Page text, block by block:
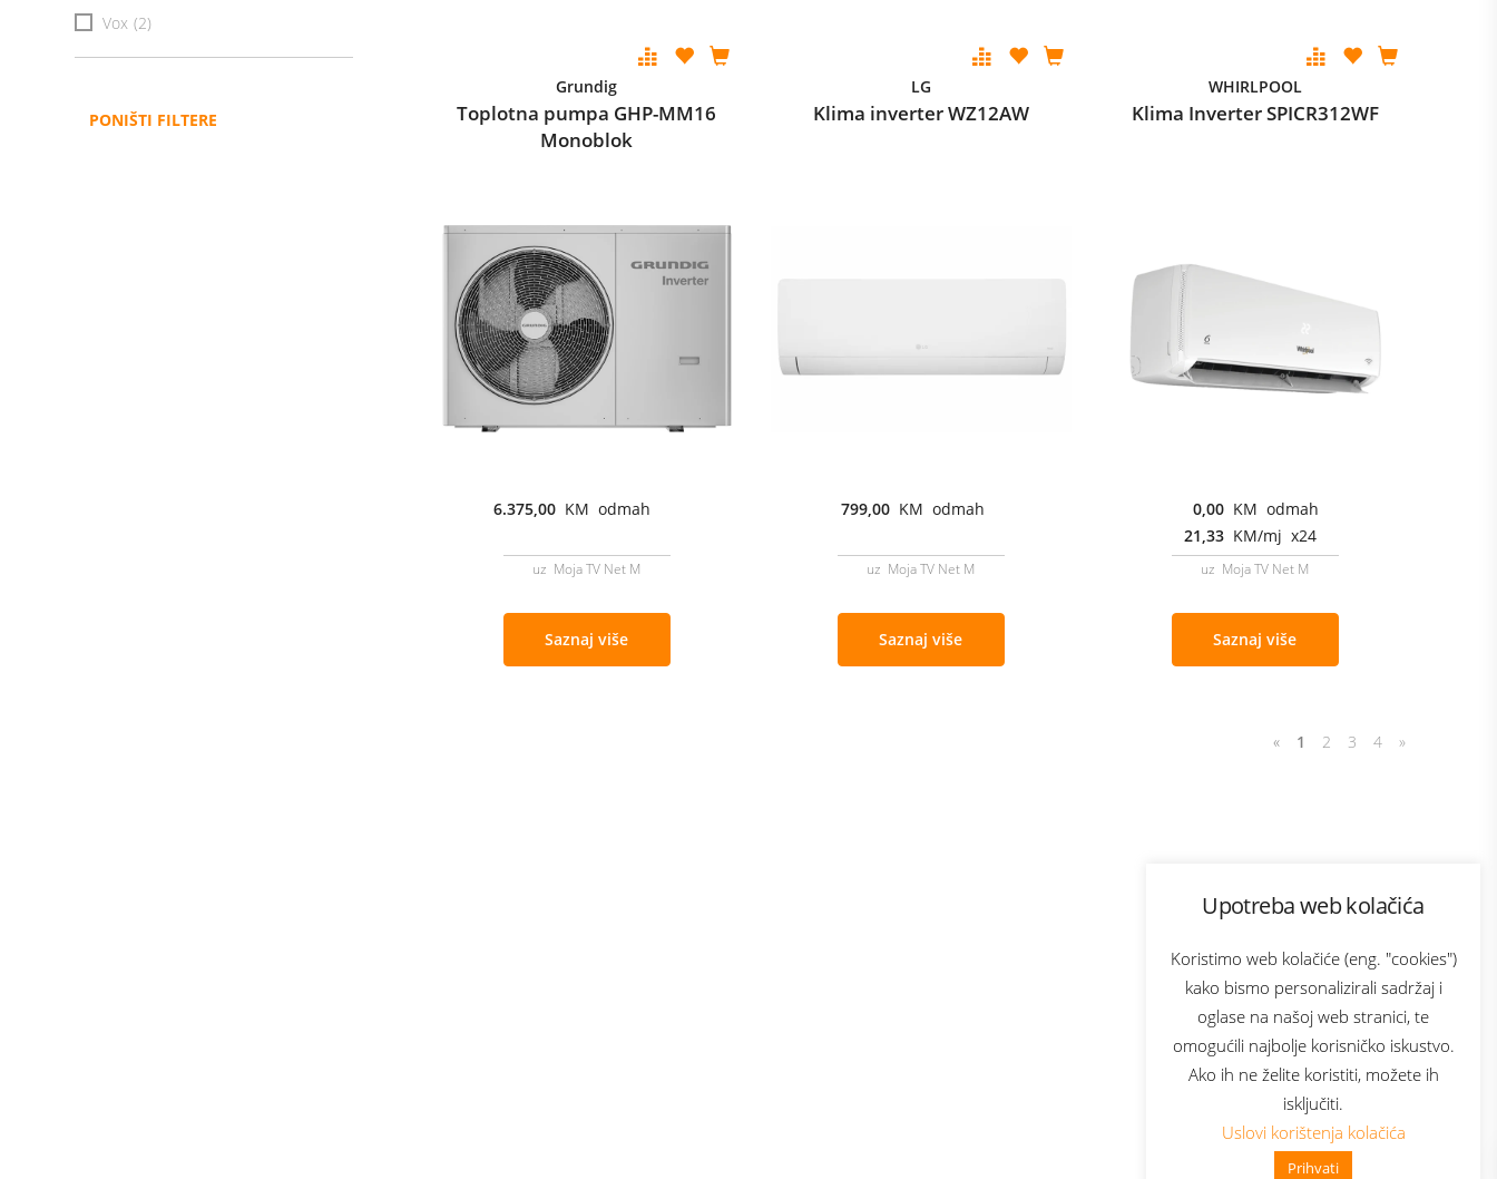
Upotreba web kolačića
Koristimo web kolačiće (eng. "cookies")
kako bismo personalizirali sadržaj i
oglase na našoj web stranici, te
omogućili najbolje korisničko iskustvo.
Ako ih ne želite koristiti, možete ih
isključiti.
Uslovi korištenja kolačića
Prihvati
👋 Zdravo, kako mogu pomoći?
Vox (2)
PONIŠTI FILTERE
Grundig
Toplotna pumpa GHP-MM16
Monoblok
6.375,00 KM odmah
uz Moja TV Net M
Saznaj više
LG
Klima inverter WZ12AW
799,00 KM odmah
uz Moja TV Net M
Saznaj više
WHIRLPOOL
Klima Inverter SPICR312WF
0,00 KM odmah
21,33 KM/mj x24
uz Moja TV Net M
Saznaj više
« 1 2 3 4 »
Bonus plus
Prijava za newsletter